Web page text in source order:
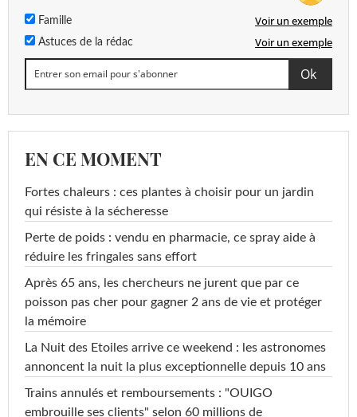
Famille Voir un exemple
Astuces de la rédac Voir un exemple
EN CE MOMENT
Fortes chaleurs : ces plantes à choisir pour un jardin
qui résiste à la sécheresse
Perte de poids : vendu en pharmacie, ce spray aide à
réduire les fringales sans effort
Après 65 ans, les chercheurs ne jurent que par ce
poisson pas cher pour gagner 2 ans de vie et protéger
la mémoire
La Nuit des Etoiles arrive ce weekend : les astronomes
annoncent la nuit la plus exceptionnelle depuis 10 ans
Trains annulés et remboursements : "OUIGO
embrouille ses clients" selon 60 millions de